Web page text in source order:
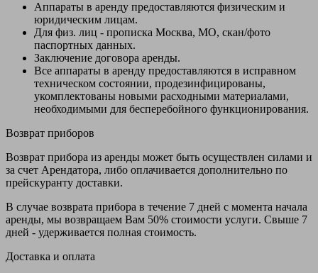
Аппараты в аренду предоставляются физическим и
юридическим лицам.
Для физ. лиц - прописка Москва, МО, скан/фото
паспортных данных.
Заключение договора аренды.
Все аппараты в аренду предоставляются в исправном
техническом состоянии, продезинфицированы,
укомплектованы новыми расходными материалами,
необходимыми для бесперебойного функционирования.
Возврат приборов
Возврат прибора из аренды может быть осуществлен силами и
за счет Арендатора, либо оплачивается дополнительно по
прейскуранту доставки.
В случае возврата прибора в течение 7 дней с момента начала
аренды, мы возвращаем Вам 50% стоимости услуги. Свыше 7
дней - удерживается полная стоимость.
Доставка и оплата